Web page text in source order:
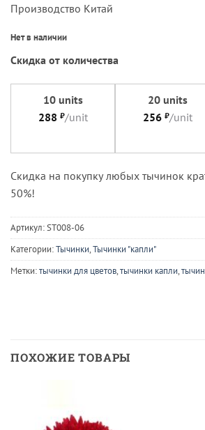
Производство Китай
Нет в наличии
Скидка от количества
10 units
288 ₽/unit
20 units
256 ₽/unit
Cкидка на покупку любых тычинок
50%!
Артикул:ST008-06
Категории:Тычинки,Тычинки "капли"
Метки:тычинки для цветов,тычинки капли,
ПОХОЖИЕ ТОВАРЫ